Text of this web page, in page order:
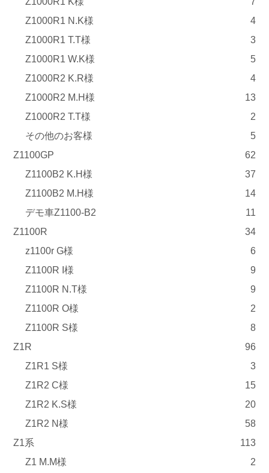
Z1000R1 N.K様
4
Z1000R1 T.T様
3
Z1000R1 W.K様
5
Z1000R2 K.R様
4
Z1000R2 M.H様
13
Z1000R2 T.T様
2
その他のお客様
5
Z1100GP
62
Z1100B2 K.H様
37
Z1100B2 M.H様
14
デモ車Z1100-B2
11
Z1100R
34
z1100r G様
6
Z1100R I様
9
Z1100R N.T様
9
Z1100R O様
2
Z1100R S様
8
Z1R
96
Z1R1 S様
3
Z1R2 C様
15
Z1R2 K.S様
20
Z1R2 N様
58
Z1系
113
Z1 M.M様
2